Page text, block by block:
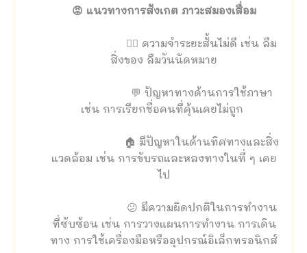
😡 แนวทางการสังเกต ภาวะสมองเสื่อม
🤦‍♀️ ความจำระยะสั้นไม่ดี เช่น ลืม
สิ่งของ ลืมวันนัดหมาย
💬 ปัญหาทางด้านการใช้ภาษา
เช่น การเรียกชื่อคนที่คุ้นเคยไม่ถูก
🏠 มีปัญหาในด้านทิศทางและสิ่ง
แวดล้อม เช่น การขับรถและหลงทางในที่ ๆ เคย
ไป
😕 มีความผิดปกติในการทำงาน
ที่ซับซ้อน เช่น การวางแผนการทำงาน การเดิน
ทาง การใช้เครื่องมือหรืออุปกรณ์อิเล็กทรอนิกส์